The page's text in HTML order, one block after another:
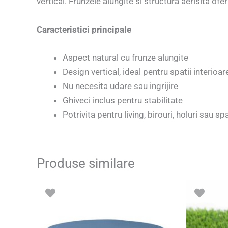
Caracteristici principale
Aspect natural cu frunze alungite
Design vertical, ideal pentru spatii
Nu necesita udare sau ingrijire
Ghiveci inclus pentru stabilitate
Potrivita pentru living, birouri, holuri sau
Produse similare